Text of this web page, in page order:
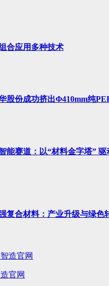
合应用多种技术
股份成功挤出Φ410mm纯
能赛道：以“材料金字塔” 驱
复合材料：产业升级与绿色
官网